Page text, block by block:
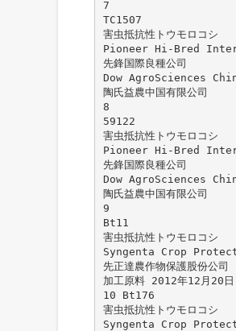
7
TC1507
害虫抵抗性トウモロコシ
Pioneer Hi-Bred
先鋒国際良種公司
Dow AgroSciences
陶氏益農中国有限公司
8
59122
害虫抵抗性トウモロコシ
Pioneer Hi-Bred
先鋒国際良種公司
Dow AgroSciences
陶氏益農中国有限公司
9
Bt11
害虫抵抗性トウモロコシ
Syngenta Crop
先正達農作物保護股份公司
加工原料 2012年12月20
10 Bt176
害虫抵抗性トウモロコシ
Syngenta Crop